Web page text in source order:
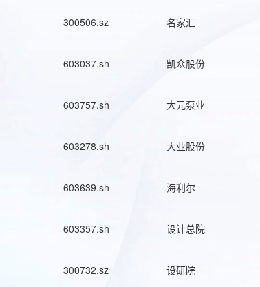
300506.sz 名家汇
603037.sh 凯众股份
603757.sh 大元泵业
603278.sh 大业股份
603639.sh 海利尔
603357.sh 设计总院
300732.sz 设研院